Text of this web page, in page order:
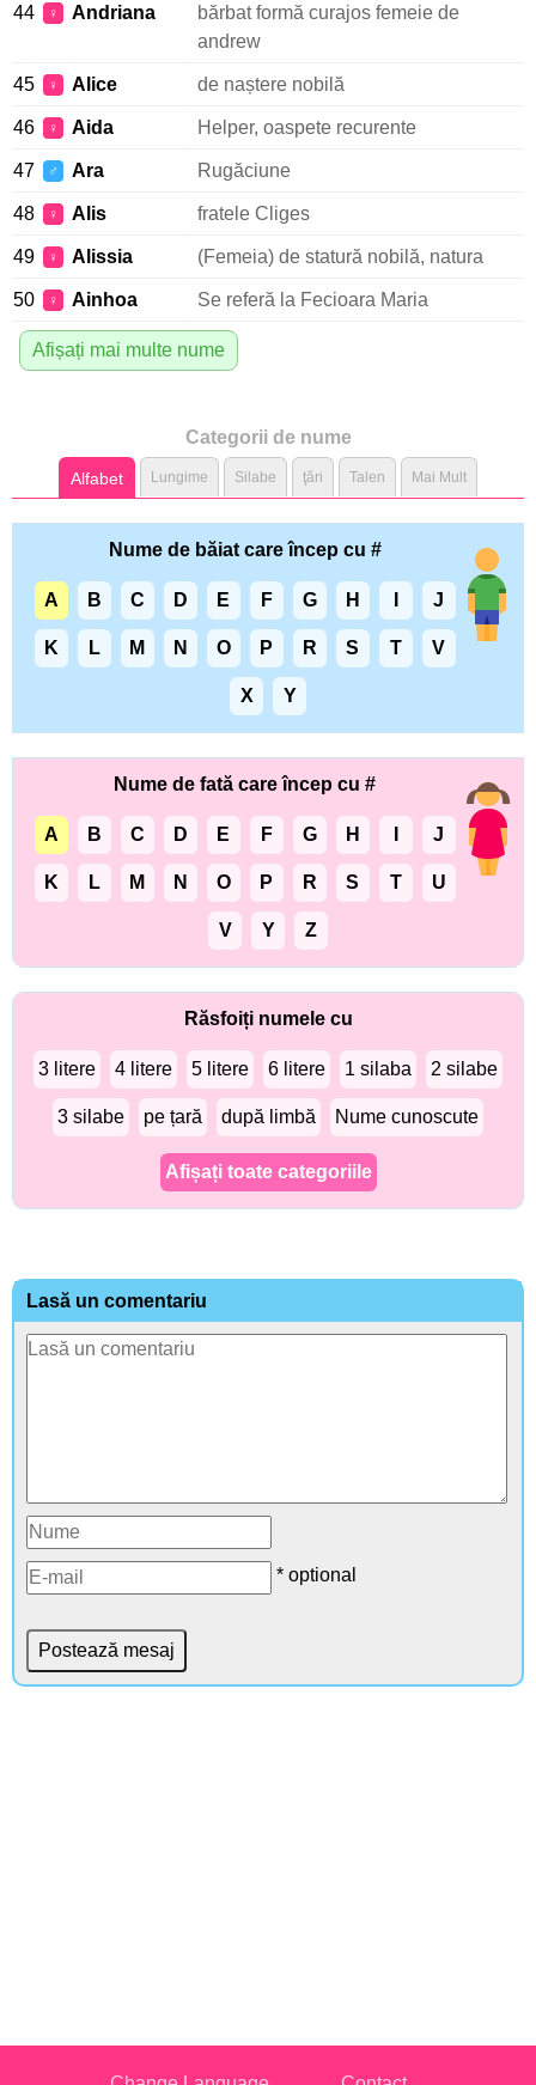
44 ♀ Andriana
bărbat formă curajos femeie de
andrew
45 ♀ Alice de naștere nobilă
46 ♀ Aida Helper, oaspete recurente
47 ♂ Ara Rugăciune
48 ♀ Alis fratele Cliges
49 ♀ Alissia (Femeia) de statură nobilă, natura
50 ♀ Ainhoa Se referă la Fecioara Maria
Afișați mai multe nume
Categorii de nume
Alfabet Lungime Silabe ţări Talen Mai Mult
Nume de băiat care încep cu #
A B C D E F G H J
K L M N O P R S T V
X Y
Nume de fată care încep cu #
A B C D E F G H J
K L M N O P R S T U
V Y Z
Răsfoiți numele cu
3 litere 4 litere 5 litere 6 litere 1 silaba 2 silabe
3 silabe pe țară după limbă Nume cunoscute
Afișați toate categoriile
Lasă un comentariu
* optional